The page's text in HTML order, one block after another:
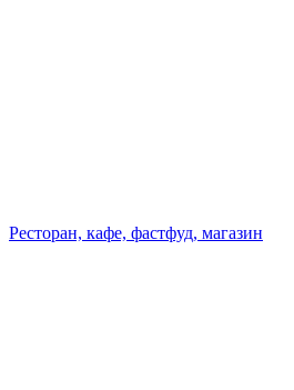
Ресторан, кафе, фастфуд, магазин